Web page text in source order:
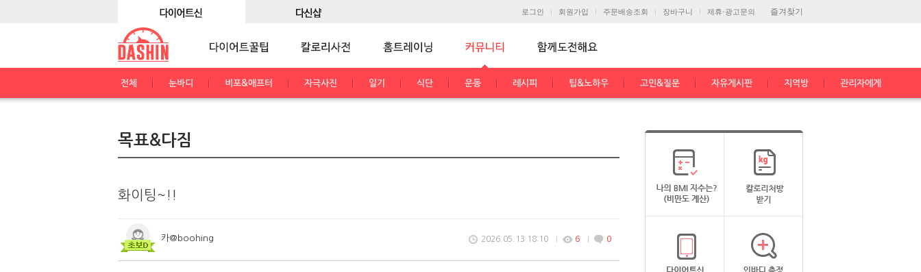
즐겨찾기
로그인 회원가입 주문배송조회 장바구니 제휴·광고문의
전체 눈바디 비포&애프터 자극사진 일기 식단 운동 레시피 팁&노하우 고민&질문 자유게시판 지역방 관리자에게
목표&다짐
화이팅~!!
카@boohing 2026.05.13 18:10 6 0